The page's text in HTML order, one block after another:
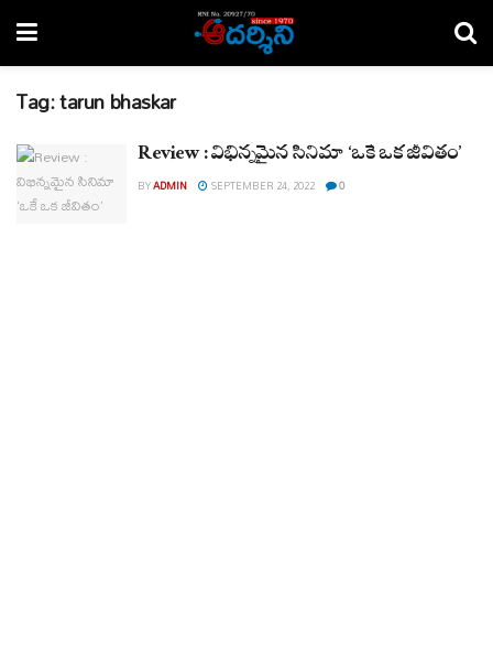
Tag:tarun bhaskar
Review : విభిన్నమైన సినిమా ‘ఒకే ఒక జీవితం’
BYADMIN SEPTEMBER 24, 2022 0